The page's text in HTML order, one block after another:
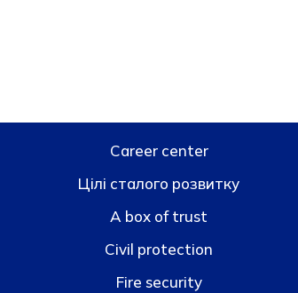
Career center
Цілі сталого розвитку
A box of trust
Civil protection
Fire security